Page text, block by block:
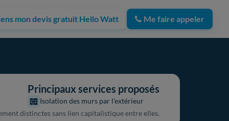
mon devis gratuit Hello Watt Me faire appeler
Principaux services proposés
Isolation des murs par l'extérieur
distinctes sans lien capitalistique entre elles.